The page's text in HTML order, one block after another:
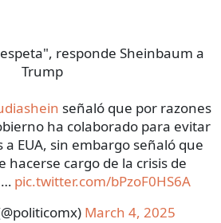
responde Sheinbaum a
Trump
señaló que por razones
ha colaborado para evitar
EUA, sin embargo señaló que
hacerse cargo de la crisis de
pic.twitter.com/bPzoF0HS6A
March 4, 2025